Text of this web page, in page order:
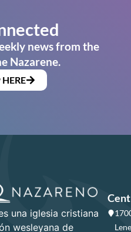
news from the
Nazarene.
una iglesia cristiana
wesleyana de